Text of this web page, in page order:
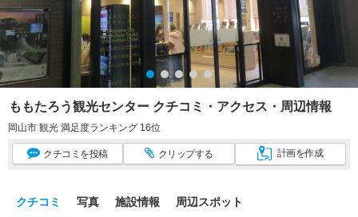
ももたろう観光センター クチコミ・アクセス・周辺情報
岡山市 観光 満足度ランキング 16位
クチコミ を投稿 クリップする 計画を作成
クチコミ 写真 施設情報 周辺スポット